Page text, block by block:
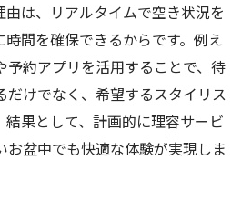
由は、リアルタイムで空き状況を
間を確保できるからです。例え
予約アプリを活用することで、待
だけでなく、希望するスタイリス
結果として、計画的に理容サービ
お盆中でも快適な体験が実現しま